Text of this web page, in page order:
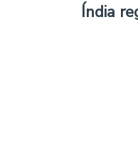
Índia